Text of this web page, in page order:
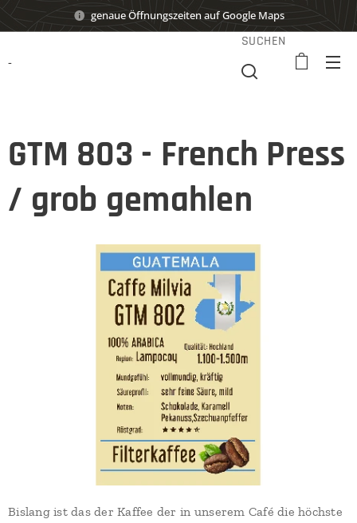
genaue Öffnungszeiten auf Google Maps
-
SUCHEN
GTM 803 - French Press
/ grob gemahlen
Bislang ist das der Kaffee der in unserem Café die höchste